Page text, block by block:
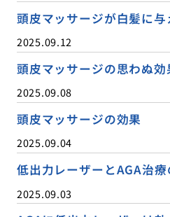
頭皮マッサージが白髪に与
2025.09.12
頭皮マッサージの思わぬ効
2025.09.08
頭皮マッサージの効果
2025.09.04
低出力レーザーとAGA治
2025.09.03